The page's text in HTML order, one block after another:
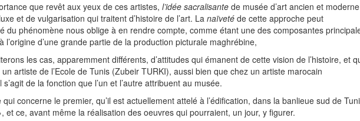
que revêt aux yeux de ces artistes, l’idée sacralisante de musée d’art ancien et
et de vulgarisation qui traitent d’histoire de l’art. La naïveté de cette approche peut
du phénomène nous oblige à en rendre compte, comme étant une des composantes
l’origine d’une grande partie de la production picturale maghrébine,
les cas, apparemment différents, d’attitudes qui émanent de cette vision de l’histoire, et
artiste de l’Ecole de Tunis (Zubeir TURKI), aussi bien que chez un artiste marocain
de la fonction que l’un et l’autre attribuent au musée.
concerne le premier, qu’il est actuellement attelé à l’édification, dans la banlieue sud de
et ce, avant même la réalisation des oeuvres qui pourraient, un jour, y figurer.